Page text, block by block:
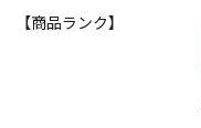
【商品ランク】